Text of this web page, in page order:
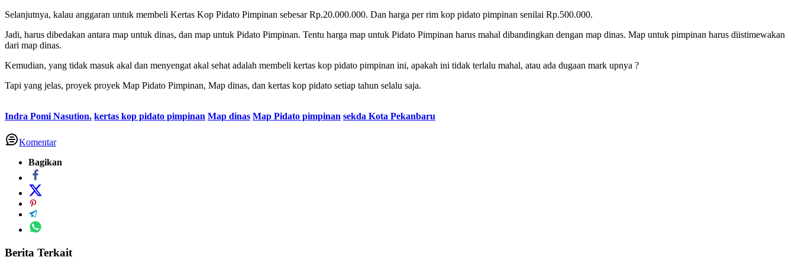
Selanjutnya, kalau anggaran untuk membeli Kertas Kop Pidato Pimpinan sebesar Rp.20.000.000. Dan harga per rim kop pidato pimpinan senilai Rp.500.000.
Jadi, harus dibedakan antara map untuk dinas, dan map untuk Pidato Pimpinan. Tentu harga map untuk Pidato Pimpinan harus mahal dibandingkan dengan map dinas. Map untuk pimpinan harus diistimewakan
dari map dinas.
Kemudian, yang tidak masuk akal dan menyengat akal sehat adalah membeli kertas kop pidato pimpinan ini, apakah ini tidak terlalu mahal, atau ada dugaan mark upnya ?
Tapi yang jelas, proyek proyek Map Pidato Pimpinan, Map dinas, dan kertas kop pidato setiap tahun selalu saja.
Indra Pomi Nasution. kertas kop pidato pimpinan Map dinas Map Pidato pimpinan sekda Kota Pekanbaru
Komentar
Bagikan
Berita Terkait